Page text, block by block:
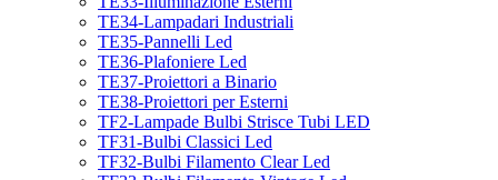
TE34-Lampadari Industriali
TE35-Pannelli Led
TE36-Plafoniere Led
TE37-Proiettori a Binario
TE38-Proiettori per Esterni
TF2-Lampade Bulbi Strisce Tubi LED
TF31-Bulbi Classici Led
TF32-Bulbi Filamento Clear Led